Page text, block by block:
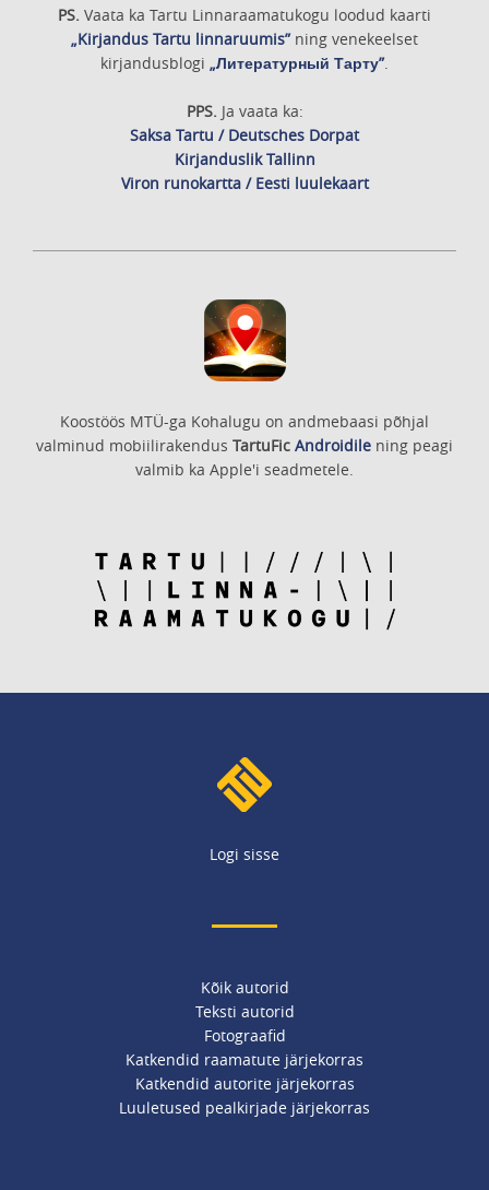
PS. Vaata ka Tartu Linnaraamatukogu loodud kaarti
„Kirjandus Tartu linnaruumis”ning venekeelset
kirjandusblogi „Литературный Тарту”.
PPS. Ja vaata ka:
Saksa Tartu / Deutsches Dorpat
Kirjanduslik Tallinn
Viron runokartta / Eesti luulekaart
Koostöös MTÜ-ga Kohalugu on andmebaasi põhjal
valminud mobiilirakendus TartuFic Androidile ning peagi
valmib ka Apple'i seadmetele.
Logi sisse
Kõik autorid
Teksti autorid
Fotograafid
Katkendid raamatute järjekorras
Katkendid autorite järjekorras
Luuletused pealkirjade järjekorras